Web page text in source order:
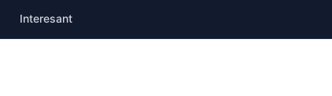
Interesant